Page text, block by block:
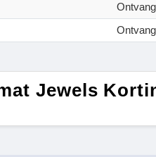
Ontvang
Ontvang
Jewels